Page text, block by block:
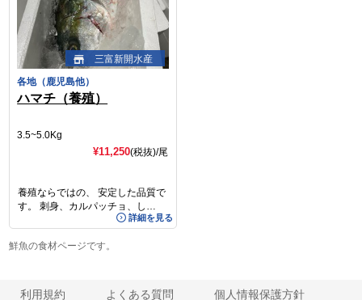
三富新開水産
各地（鹿児島他）
ハマチ（養殖）
3.5~5.0Kg
¥11,250(税抜)/尾
養殖ならではの、 安定した品質で
す。 刺身、カルパッチョ、し…
詳細を見る
鮮魚の食材ページです。
利用規約 よくある質問 個人情報保護方針